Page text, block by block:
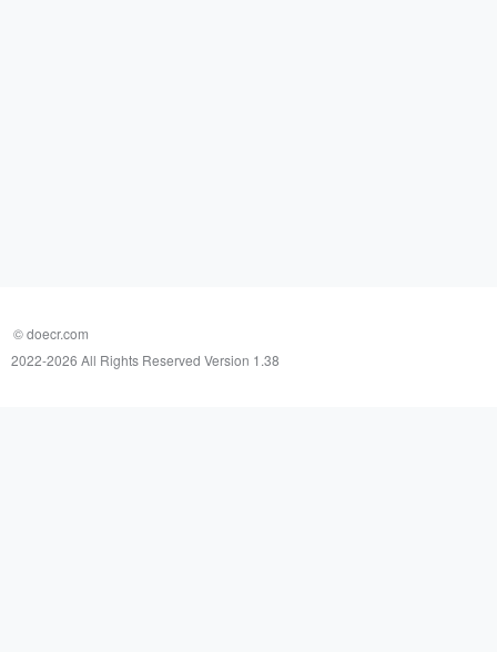
© doecr.com
2022-2026 All Rights Reserved Version 1.38